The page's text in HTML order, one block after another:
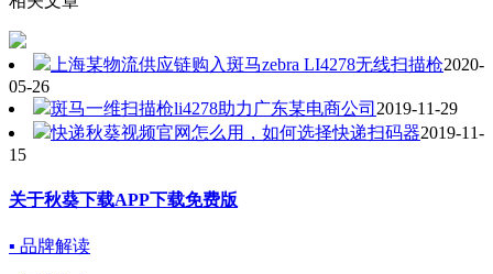
上海某物流供应链购入斑马zebra LI4278无线扫描枪2020-
05-26
斑马一维扫描枪li4278助力广东某电商公司 2019-11-29
快递秋葵视频官网怎么用，如何选择快递扫码器2019-11-
15
关于秋葵下载APP下载免费版
▪ 品牌解读